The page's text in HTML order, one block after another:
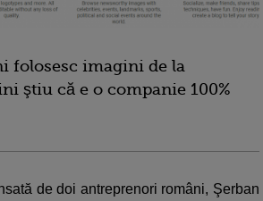
folosesc imagini de la
ştiu că e o companie 100%
de doi antreprenori români, Şerban